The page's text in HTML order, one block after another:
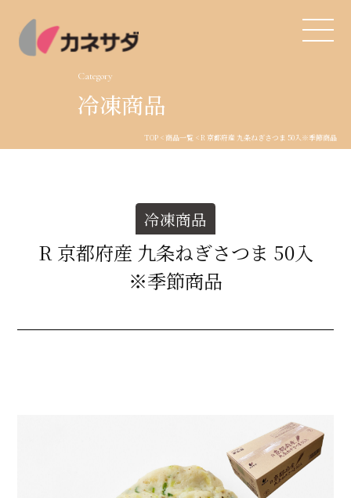
TOP
美味しい安心
商品・開発
品質管理
リニューアル中
Category
冷凍商品
TOP<商品一覧 < R 京都府産 九条ねぎさつま 50入 ※季節商品
冷凍商品
R 京都府産 九条ねぎさつま 50入
※季節商品